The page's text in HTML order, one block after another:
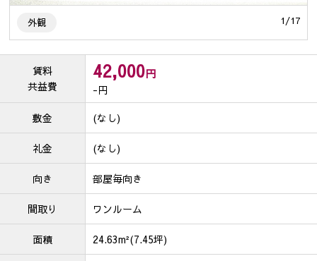
外観 1/17
賃料
共益費
42,000円
-円
敷金
(なし)
礼金 (なし)
向き 部屋毎向き
間取り ワンルーム
面積 24.63m²(7.45坪)